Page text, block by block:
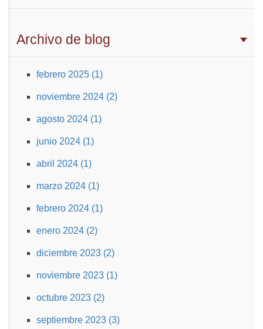
Archivo de blog
febrero 2025 (1)
noviembre 2024 (2)
agosto 2024 (1)
junio 2024 (1)
abril 2024 (1)
marzo 2024 (1)
febrero 2024 (1)
enero 2024 (2)
diciembre 2023 (2)
noviembre 2023 (1)
octubre 2023 (2)
septiembre 2023 (3)